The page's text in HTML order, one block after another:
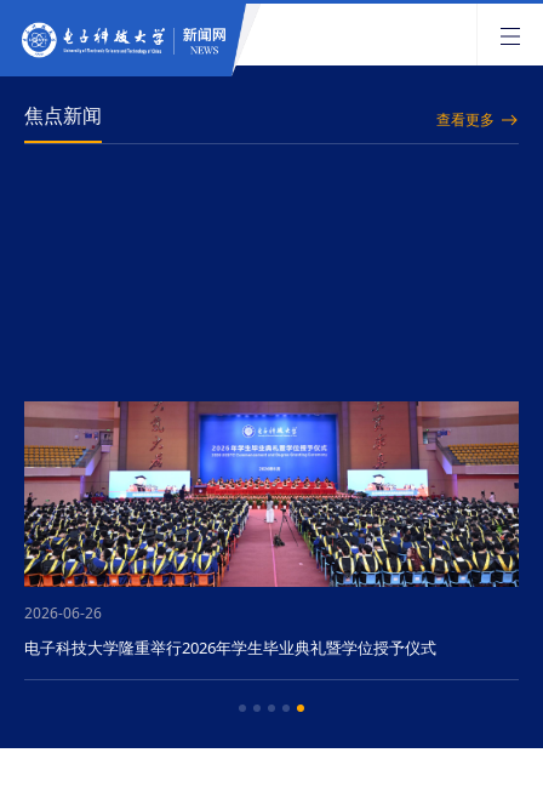
焦点新闻 查看更多
2026-06-26
电子科技大学隆重举行2026年学生毕业典礼暨学位授予仪式